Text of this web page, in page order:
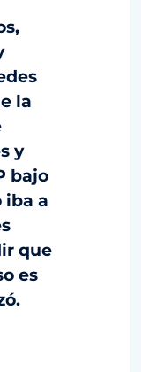
la
y
bajo
iba a
que
es